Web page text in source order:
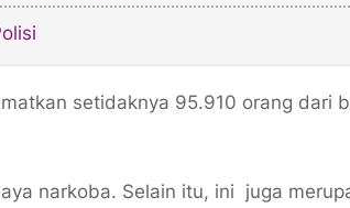
setidaknya 95.910 orang dari
narkoba. Selain itu, ini juga